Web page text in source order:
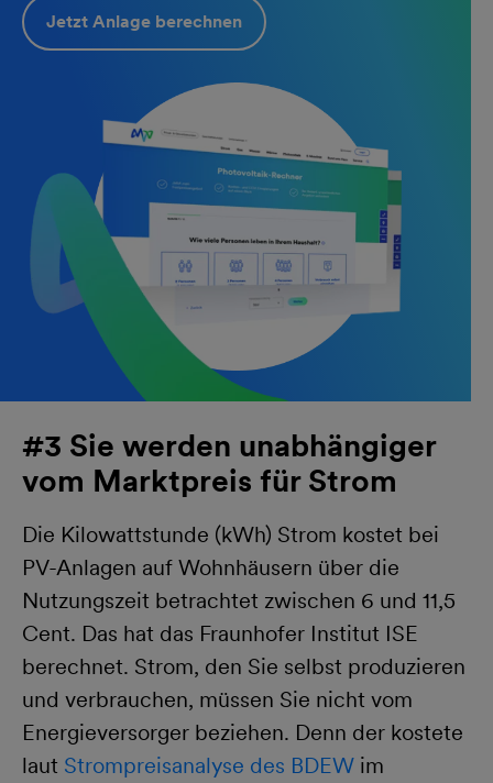
Jetzt Anlage berechnen
#3 Sie werden unabhängiger
vom Marktpreis für Strom
Die Kilowattstunde (kWh) Strom kostet bei
PV-Anlagen auf Wohnhäusern über die
Nutzungszeit betrachtet zwischen 6 und 11,5
Cent. Das hat das Fraunhofer Institut ISE
berechnet. Strom, den Sie selbst produzieren
und verbrauchen, müssen Sie nicht vom
Energieversorger beziehen. Denn der kostete
laut Strompreisanalyse des BDEW im